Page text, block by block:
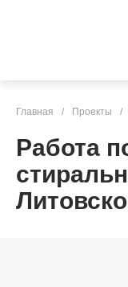
Главная / Проекты /
Работа